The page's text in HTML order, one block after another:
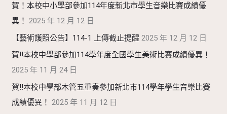
賀！本校中小學部參加114年度新北市學生音樂比賽成績優
異！ 2025 年 12 月 12 日
【藝術護照公告】114-1 上傳截止提醒 2025 年 12 月 12 日
賀!!本校中學部參加114學年度全國學生美術比賽成績優異！
2025 年 11 月 24 日
賀!!本校中學部木管五重奏參加新北市114學年學生音樂比賽
成績優異！ 2025 年 11 月 12 日